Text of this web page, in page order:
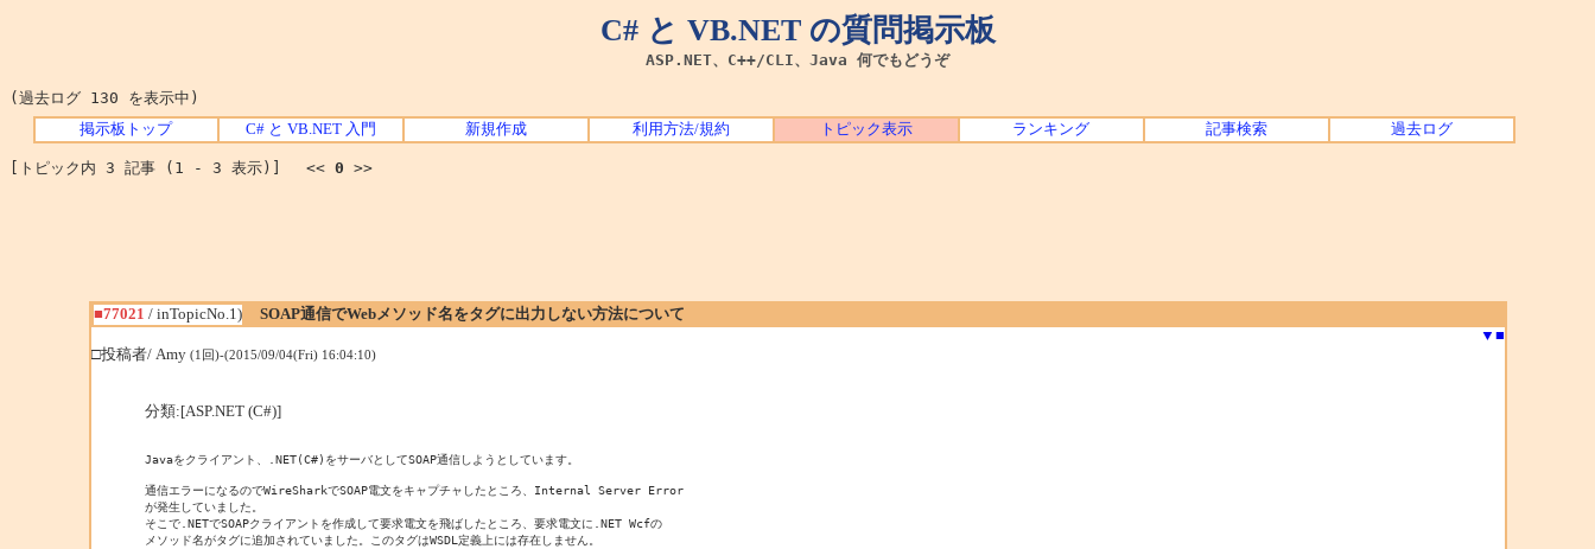
C# と VB.NET の質問掲示板
ASP.NET、C++/CLI、Java 何でもどうぞ
(過去ログ 130 を表示中)
掲示板トップ C# と VB.NET 入門 新規作成 利用方法/規約 トピック表示 ランキング 記事検索 過去ログ
[トピック内 3 記事 (1 - 3 表示)] << 0 >>
■77021 / inTopicNo.1)
SOAP通信でWebメソッド名をタグに出力しない方法について
▼ ■
□投稿者/ Amy (1回)-(2015/09/04(Fri) 16:04:10)
分類:[ASP.NET (C#)]
Javaをクライアント、.NET(C#)をサーバとしてSOAP通信しようとしています。
通信エラーになるのでWireSharkでSOAP電文をキャプチャしたところ、Internal Server Error
が発生していました。
そこで.NETでSOAPクライアントを作成して要求電文を飛ばしたところ、要求電文に.NET Wcfの
メソッド名がタグに追加されていました。このタグはWSDL定義上には存在しません。